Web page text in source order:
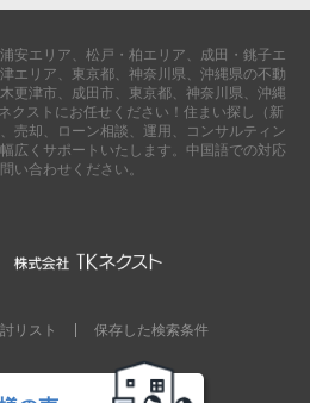
安エリア、松戸・柏エリア、成田・銚子エ
エリア、東京都、神奈川県、沖縄県の不動
更津市、成田市、東京都、神奈川県、沖縄
クストにお任せください！住まい探し（新
売却、ローン相談、運用、コンサルティン
広くサポートいたします。中国語での対応
い合わせください。
リスト 保存した検索条件
新築一戸建
中古一戸建
マンション
土地
ション